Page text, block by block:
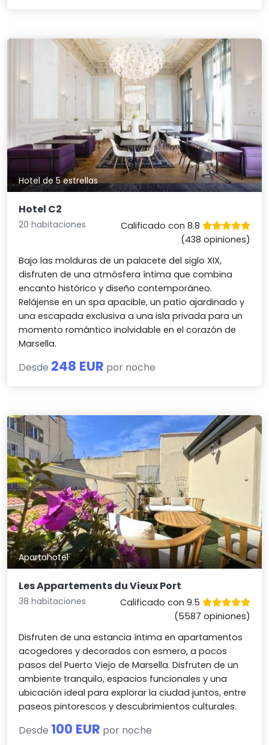
Hotel de 5 estrellas
Hotel C2
20 habitaciones
Calificado con 8.8
(438 opiniones)
Bajo las molduras de un palacete del siglo XIX,
disfruten de una atmósfera íntima que combina
encanto histórico y diseño contemporáneo.
Relájense en un spa apacible, un patio ajardinado y
una escapada exclusiva a una isla privada para un
momento romántico inolvidable en el corazón de
Marsella.
Desde 248 EUR por noche
Apartahotel
Les Appartements du Vieux Port
38 habitaciones
Calificado con 9.5
(5587 opiniones)
Disfruten de una estancia íntima en apartamentos
acogedores y decorados con esmero, a pocos
pasos del Puerto Viejo de Marsella. Disfruten de un
ambiente tranquilo, espacios funcionales y una
ubicación ideal para explorar la ciudad juntos, entre
paseos pintorescos y descubrimientos culturales.
Desde 100 EUR por noche